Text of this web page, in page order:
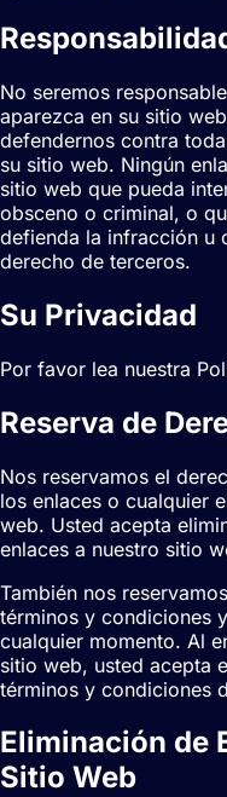
No seremos
aparezca en su sitio
defendernos contra
su sitio web. Ningún
sitio web que pueda
obsceno o criminal, o
defienda la infracción u
derecho de terceros.
Su Privacidad
Por favor lea nuestra
Reserva de
Nos reservamos el
los enlaces o cualquier
web. Usted acepta
enlaces a nuestro sitio
También nos
términos y condiciones
cualquier momento. Al
sitio web, usted acepta
términos y condiciones
Eliminación de
Sitio Web